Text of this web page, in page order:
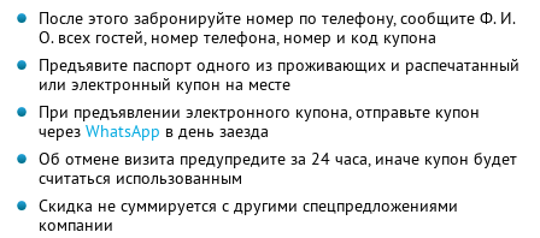
После этого забронируйте номер по телефону, сообщите Ф. И.
О. всех гостей, номер телефона, номер и код купона
Предъявите паспорт одного из проживающих и распечатанный
или электронный купон на месте
При предъявлении электронного купона, отправьте купон
через WhatsApp в день заезда
Об отмене визита предупредите за 24 часа, иначе купон будет
считаться использованным
Скидка не суммируется с другими спецпредложениями
компании